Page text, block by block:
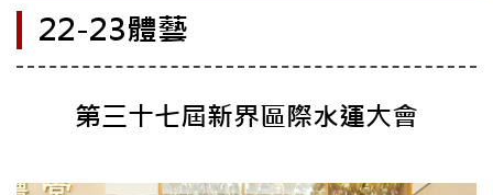
22-23體藝
第三十七屆新界區際水運大會